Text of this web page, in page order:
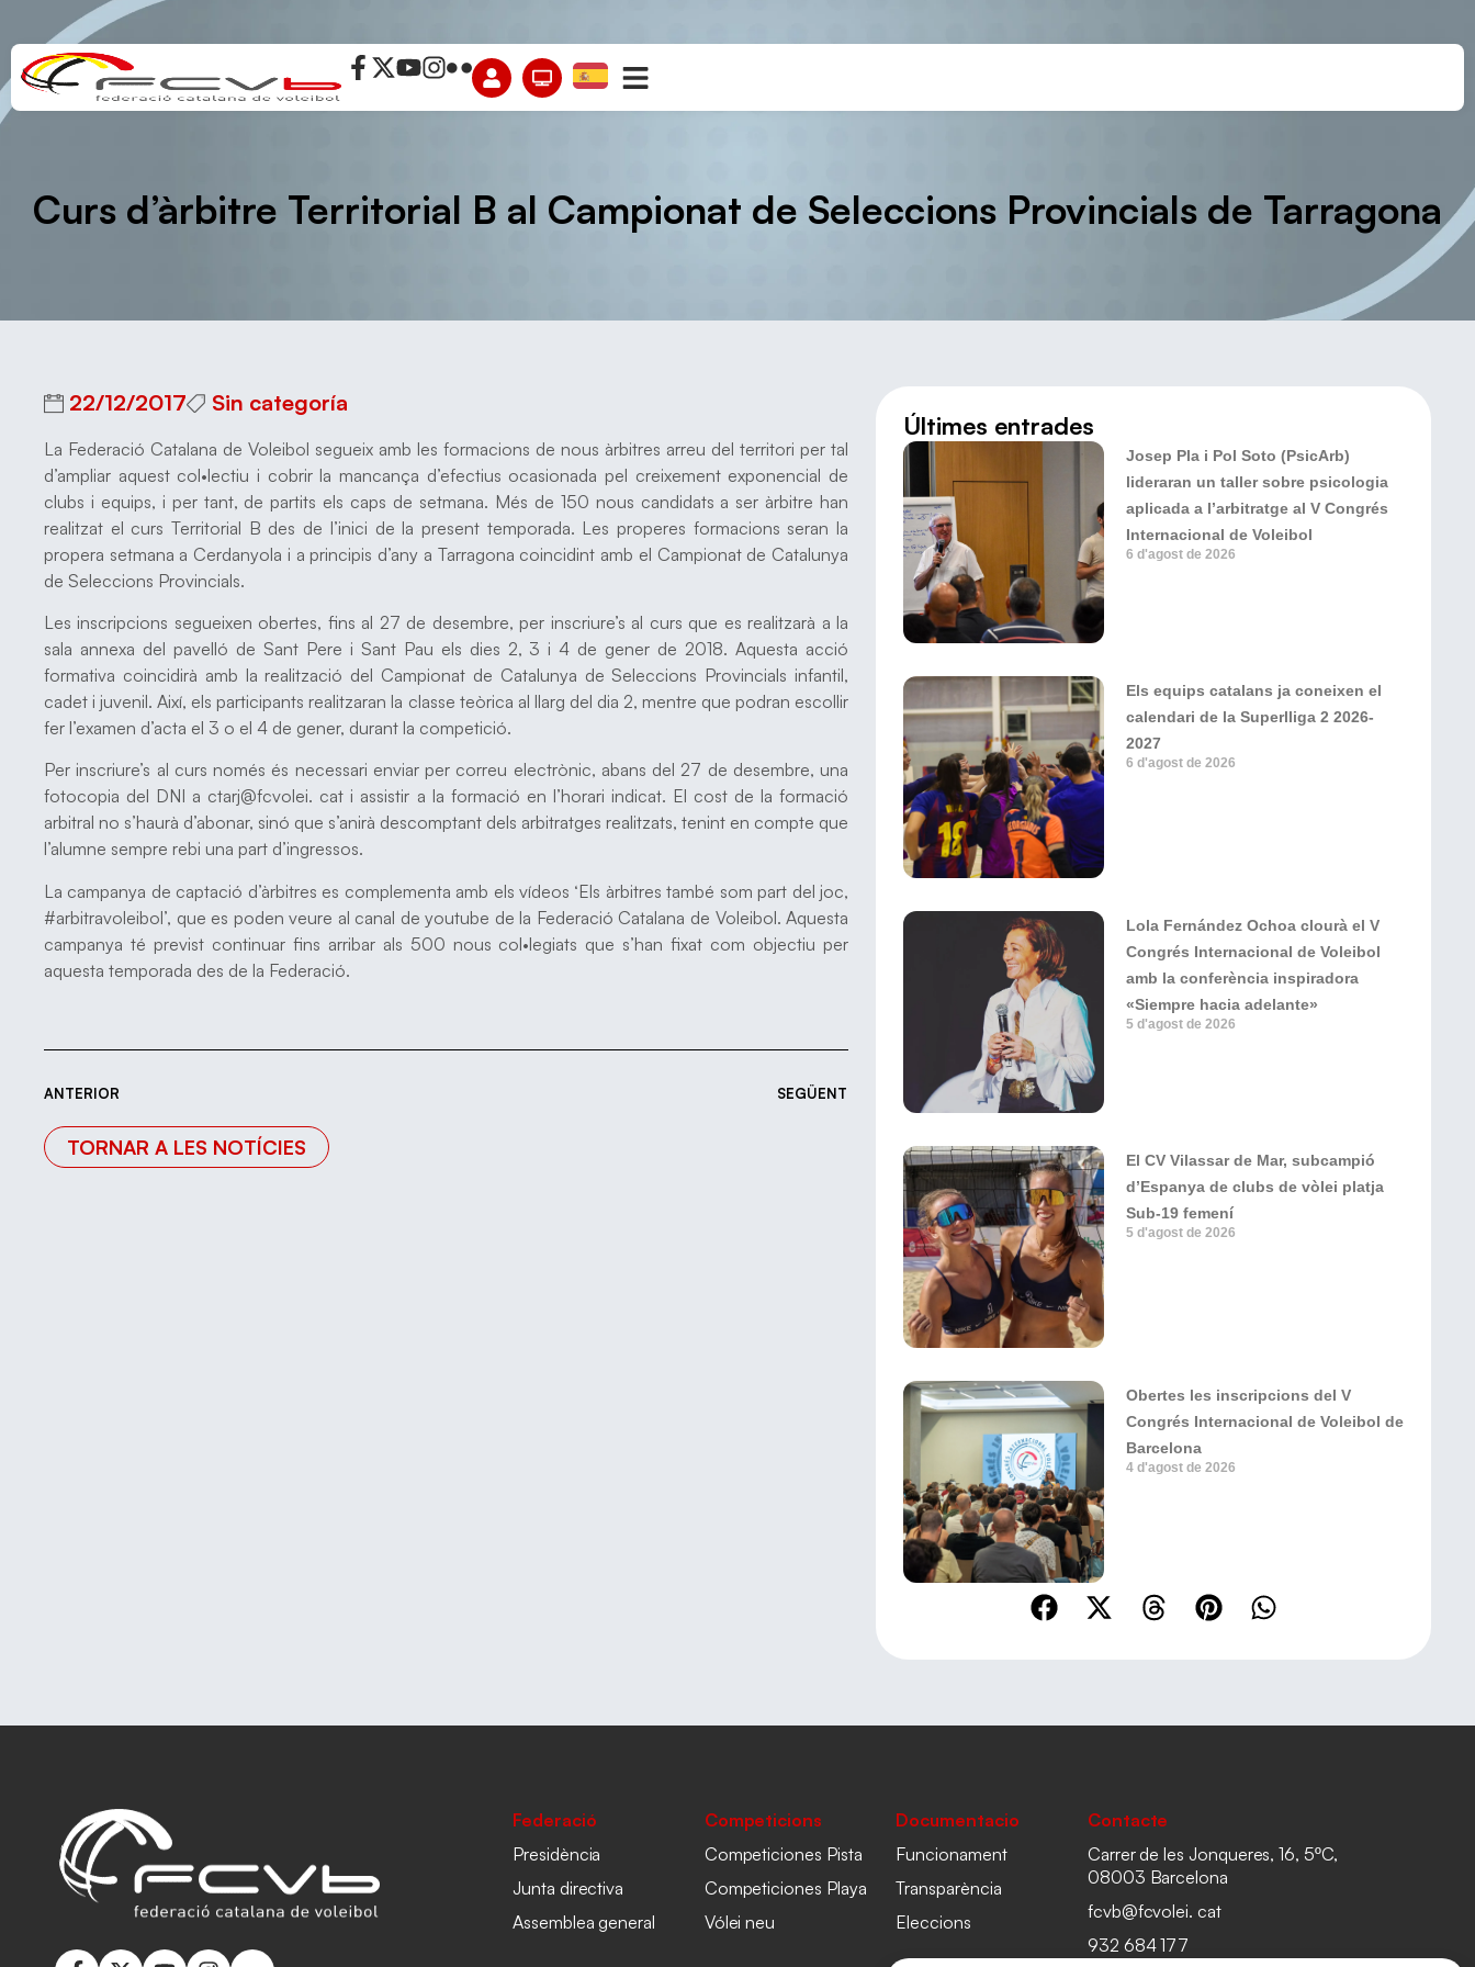
Curs d’àrbitre Territorial B al Campionat de Seleccions Provincials de Tarragona
22/12/2017 Sin categoría
La Federació Catalana de Voleibol segueix amb les formacions de nous àrbitres arreu del territori per tal
d’ampliar aquest col•lectiu i cobrir la mancança d’efectius ocasionada pel creixement exponencial de
clubs i equips, i per tant, de partits els caps de setmana. Més de 150 nous candidats a ser àrbitre han
realitzat el curs Territorial B des de l’inici de la present temporada. Les properes formacions seran la
propera setmana a Cerdanyola i a principis d’any a Tarragona coincidint amb el Campionat de Catalunya
de Seleccions Provincials.
Les inscripcions segueixen obertes, fins al 27 de desembre, per inscriure’s al curs que es realitzarà a la
sala annexa del pavelló de Sant Pere i Sant Pau els dies 2, 3 i 4 de gener de 2018. Aquesta acció
formativa coincidirà amb la realització del Campionat de Catalunya de Seleccions Provincials infantil,
cadet i juvenil. Així, els participants realitzaran la classe teòrica al llarg del dia 2, mentre que podran escollir
fer l’examen d’acta el 3 o el 4 de gener, durant la competició.
Per inscriure’s al curs només és necessari enviar per correu electrònic, abans del 27 de desembre, una
fotocopia del DNI a ctarj@fcvolei. cat i assistir a la formació en l’horari indicat. El cost de la formació
arbitral no s’haurà d’abonar, sinó que s’anirà descomptant dels arbitratges realitzats, tenint en compte que
l’alumne sempre rebi una part d’ingressos.
La campanya de captació d’àrbitres es complementa amb els vídeos ‘Els àrbitres també som part del joc,
#arbitravoleibol’, que es poden veure al canal de youtube de la Federació Catalana de Voleibol. Aquesta
campanya té previst continuar fins arribar als 500 nous col•legiats que s’han fixat com objectiu per
aquesta temporada des de la Federació.
ANTERIOR SEGÜENT
TORNAR A LES NOTÍCIES
Últimes entrades
Josep Pla i Pol Soto (PsicArb)
lideraran un taller sobre psicologia
aplicada a l’arbitratge al V Congrés
Internacional de Voleibol
6 d'agost de 2026
Els equips catalans ja coneixen el
calendari de la Superlliga 2 2026-
2027
6 d'agost de 2026
Lola Fernández Ochoa clourà el V
Congrés Internacional de Voleibol
amb la conferència inspiradora
«Siempre hacia adelante»
5 d'agost de 2026
El CV Vilassar de Mar, subcampió
d’Espanya de clubs de vòlei platja
Sub-19 femení
5 d'agost de 2026
Obertes les inscripcions del V
Congrés Internacional de Voleibol de
Barcelona
4 d'agost de 2026
Federació
Presidència
Junta directiva
Assemblea general
Competicions
Competiciones Pista
Competiciones Playa
Vólei neu
Documentacio
Funcionament
Transparència
Eleccions
Contacte
Carrer de les Jonqueres, 16, 5ºC,
08003 Barcelona
fcvb@fcvolei. cat
932 684 177